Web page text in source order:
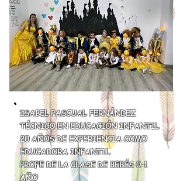
ISABEL PASCUAL FERNÁNDEZ
TÉCNICO EN EDUCACIÓN INFANTIL
20 AÑOS DE EXPERIENCIA COMO
EDUCADORA INFANTIL
PROFE DE LA CLASE DE BEBÉS 0-1
AÑO